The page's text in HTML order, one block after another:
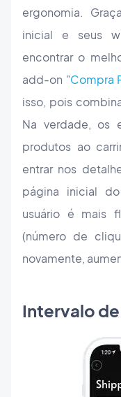
ergonomia.
inicial e seus
encontrar o
add-on "Compra
isso, pois
Na verdade, os
produtos ao
entrar nos
página inicial
usuário é mais
(número de
novamente,
Intervalo